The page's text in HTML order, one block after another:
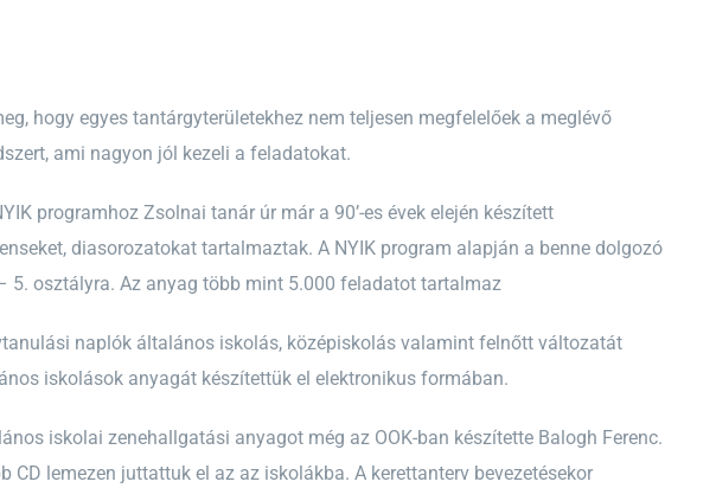
hogy egyes tantárgyterületekhez nem teljesen megfelelőek a meglévő
ami nagyon jól kezeli a feladatokat.
programhoz Zsolnai tanár úr már a 90’-es évek elején készített
diasorozatokat tartalmaztak. A NYIK program alapján a benne dolgozó
osztályra. Az anyag több mint 5.000 feladatot tartalmaz
naplók általános iskolás, középiskolás valamint felnőtt változatát
iskolások anyagát készítettük el elektronikus formában.
iskolai zenehallgatási anyagot még az OOK-ban készítette Balogh Ferenc.
CD lemezen juttattuk el az az iskolákba. A kerettanterv bevezetésekor